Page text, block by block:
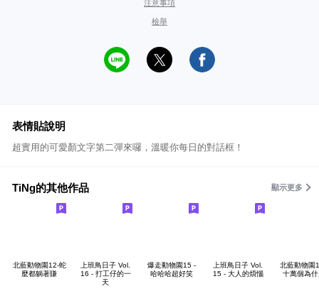
注意事項
檢舉
表情貼說明
超實用的可愛顏文字第二彈來囉，溫暖你每日的對話框！
TiNg的其他作品 顯示更多
北藍動物園12-蛇
麼都躺著賺
上班鳥日子 Vol.
16 - 打工仔的一
天
爆走動物園15 -
哈哈哈超好笑
上班鳥日子 Vol.
15 - 大人的煩惱
北藍動物園
十萬個為